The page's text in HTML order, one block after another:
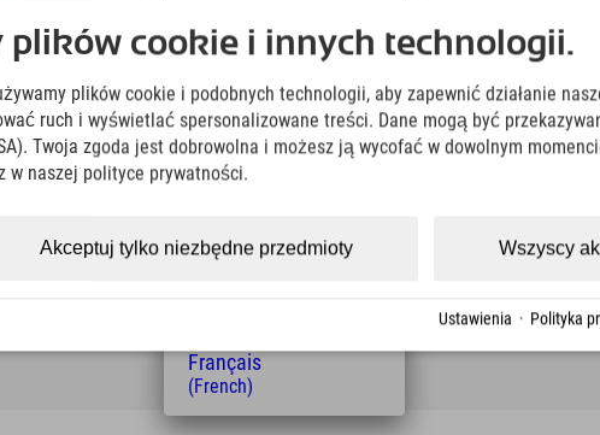
plików cookie i innych technologii.
plików cookie i podobnych technologii, aby zapewnić działanie
ruch i wyświetlać spersonalizowane treści. Dane mogą być
Twoja zgoda jest dobrowolna i możesz ją wycofać w dowolnym
w naszej polityce prywatności.
Wszyscy
Akceptuj tylko niezbędne przedmioty
Ustawienia · Polityka
Deutsch
(German)
(English)
Italiano
(Italian)
Čeština
(Polish)
Magyar
Français
(French)